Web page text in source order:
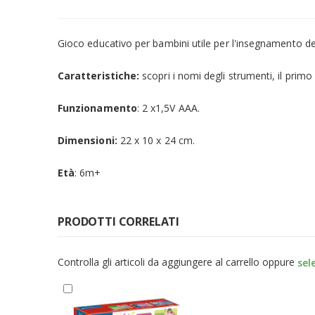
Gioco educativo per bambini utile per l'insegnamento
Caratteristiche: scopri i nomi degli strumenti, il
Funzionamento: 2 x1,5V AAA.
Dimensioni: 22 x 10 x 24 cm.
Età: 6m+
PRODOTTI CORRELATI
Controlla gli articoli da aggiungere al carrello oppure